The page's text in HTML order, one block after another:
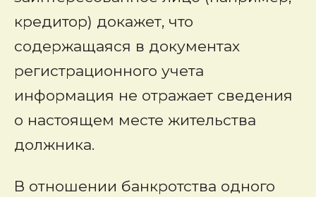
кредитор) докажет, что
содержащаяся в документах
регистрационного учета
информация не отражает сведения
о настоящем месте жительства
должника.
В отношении банкротства одного